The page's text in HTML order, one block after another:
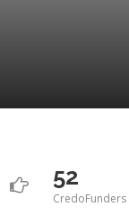
52
CredoFunders